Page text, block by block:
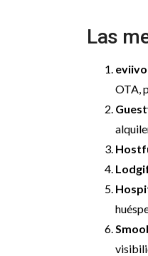
Las
eviivo
OTA,